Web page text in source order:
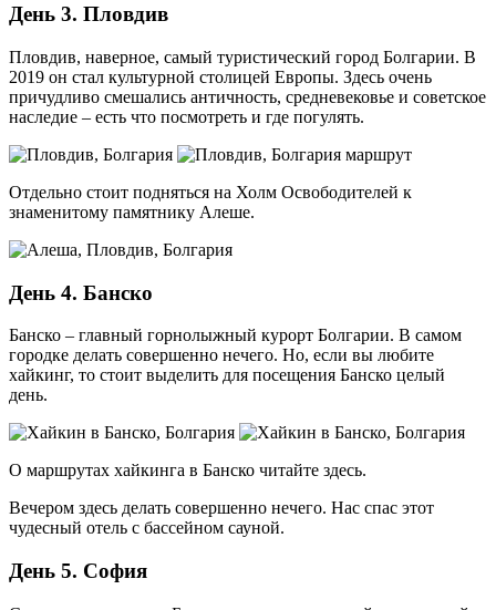
День 3. Пловдив
Пловдив, наверное, самый туристический город Болгарии. В
2019 он стал культурной столицей Европы. Здесь очень
причудливо смешались античность, средневековье и советское
наследие – есть что посмотреть и где погулять.
Отдельно стоит подняться на Холм Освободителей к
знаменитому памятнику Алеше.
День 4. Банско
Банско – главный горнолыжный курорт Болгарии. В самом
городке делать совершенно нечего. Но, если вы любите
хайкинг, то стоит выделить для посещения Банско целый
день.
О маршрутах хайкинга в Банско читайте здесь.
Вечером здесь делать совершенно нечего. Нас спас этот
чудесный отель с бассейном сауной.
День 5. София